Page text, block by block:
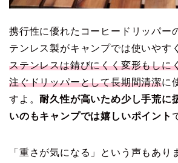
携行性に優れたコーヒードリッパー
テンレス製がキャンプでは使いやす
ステンレスは錆びにくく変形もしに
注ぐドリッパーとして長期間清潔に
すよ。耐久性が高いため少し手荒に
いのもキャンプでは嬉しいポイント
「重さが気になる」という声もあり